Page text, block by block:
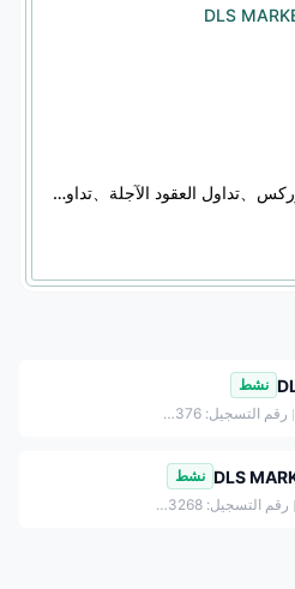
DLS
تداول الفوركس、تداول العقود الآجلة、تداول الأوراق المالية、تداول السندات、تداول الخيارات
نشط
رقم التسجيل: 673840376
DLS نشط
رقم التسجيل: 113403268